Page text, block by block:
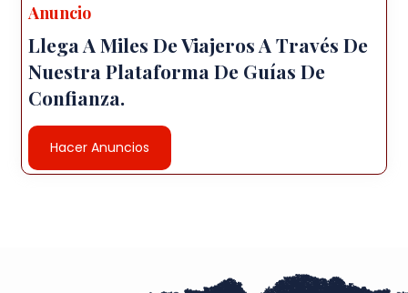
Anuncio
Llega A Miles De Viajeros A Través De
Nuestra Plataforma De Guías De
Confianza.
Hacer Anuncios